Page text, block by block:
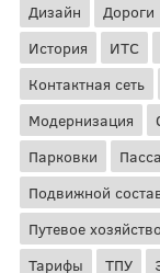
Дизайн
Дороги
История
ИТС
Контактная сеть
Модернизация
Парковки
Подвижной
Путевое хозяйство
Тарифы
ТПУ